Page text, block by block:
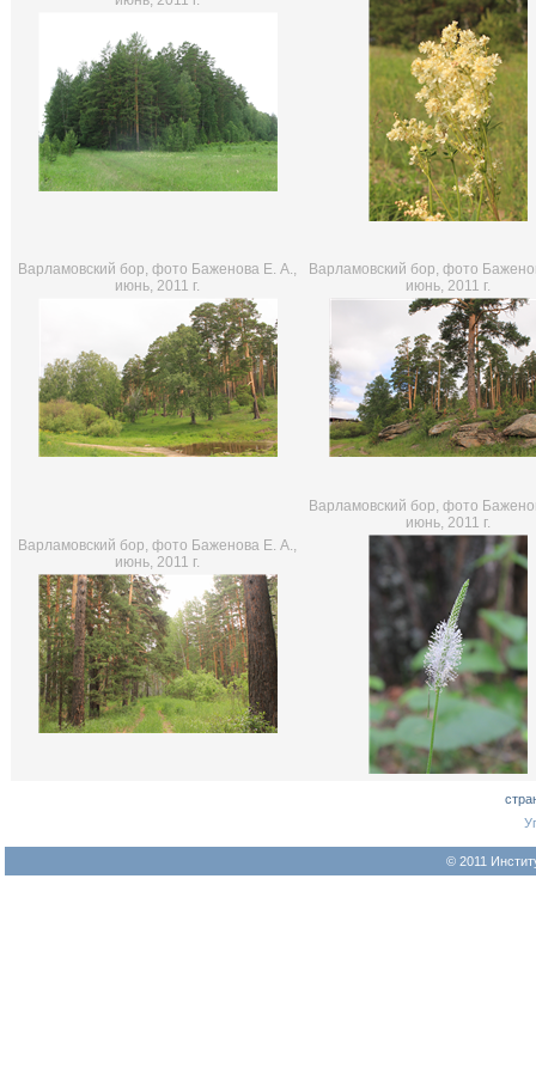
Варламовский бор, фото Баженова Е. А.,
июнь, 2011 г.
Варламовский бор, фото
июнь, 2011 г.
Варламовский бор, фото Баженова Е. А.,
июнь, 2011 г.
Варламовский бор, фото
июнь, 2011 г.
© 2011